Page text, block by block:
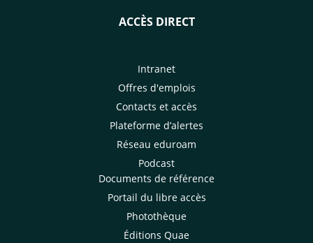
ACCÈS DIRECT
Intranet
Offres d'emplois
Contacts et accès
Plateforme d’alertes
Réseau eduroam
Podcast
Documents de référence
Portail du libre accès
Photothèque
Éditions Quae